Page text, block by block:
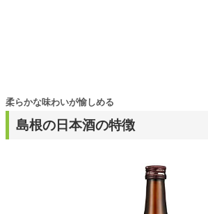
島根の日本酒の特徴
柔らかな味わいが愉しめる